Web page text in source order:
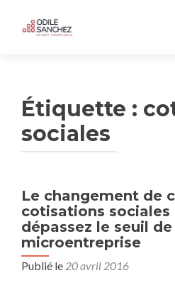
Étiquette :
sociales
Le changement de
cotisations sociales
dépassez le seuil de
microentreprise
Publié le 20 avril 2016